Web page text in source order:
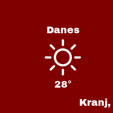
Danes
28°
Kranj,